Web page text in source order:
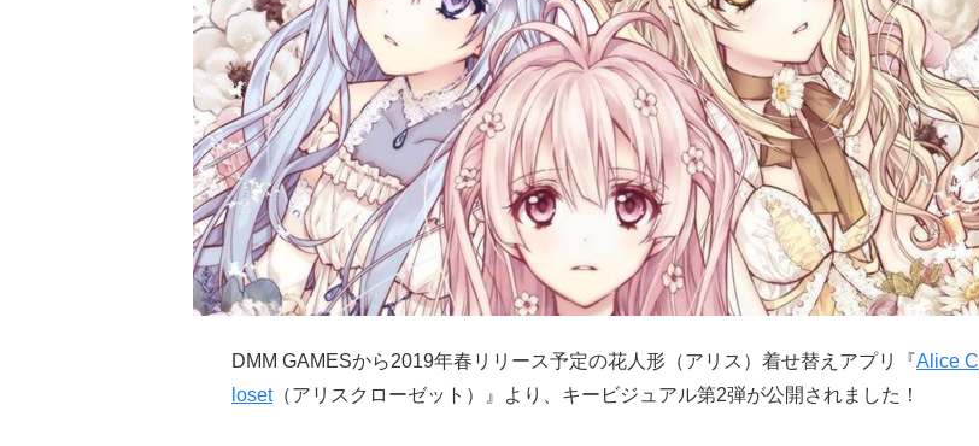
DMM GAMESから2019年春リリース予定の花人形（アリス）着せ替えアプリ『Alice C
loset（アリスクローゼット）』より、キービジュアル第2弾が公開されました！